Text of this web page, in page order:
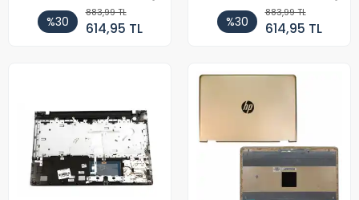
%30
883,99 TL
614,95 TL %30
883,99 TL
614,95 TL